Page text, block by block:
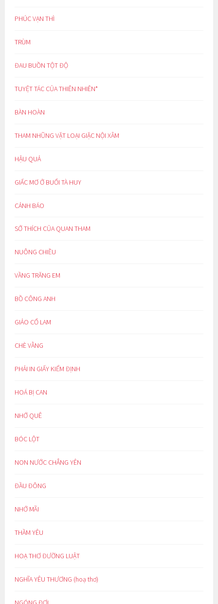
PHÚC VẠN THÌ
TRÙM
ĐAU BUỒN TỘT ĐỘ
TUYỆT TÁC CỦA THIÊN NHIÊN*
BÀN HOÀN
THAM NHŨNG VẶT LOẠI GIẶC NỘI XÂM
HẬU QUẢ
GIẤC MƠ Ở BUỔI TÀ HUY
CẢNH BÁO
SỞ THÍCH CỦA QUAN THAM
NUÔNG CHIỀU
VẦNG TRĂNG EM
BỒ CÔNG ANH
GIẢO CỔ LAM
CHÈ VẰNG
PHẢI IN GIẤY KIỂM ĐỊNH
HOÁ BỊ CAN
NHỚ QUÊ
BÓC LỘT
NON NƯỚC CHẲNG YÊN
ĐẦU ĐÔNG
NHỚ MÃI
THẦM YÊU
HOẠ THƠ ĐƯỜNG LUẬT
NGHĨA YÊU THƯƠNG (hoạ thơ)